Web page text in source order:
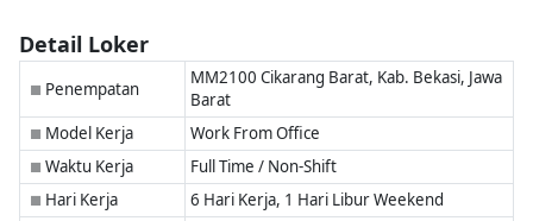
Detail Loker
■ Penempatan
MM2100 Cikarang Barat, Kab. Bekasi, Jawa
Barat
■ Model Kerja Work From Office
■ Waktu Kerja Full Time / Non-Shift
■ Hari Kerja 6 Hari Kerja, 1 Hari Libur Weekend